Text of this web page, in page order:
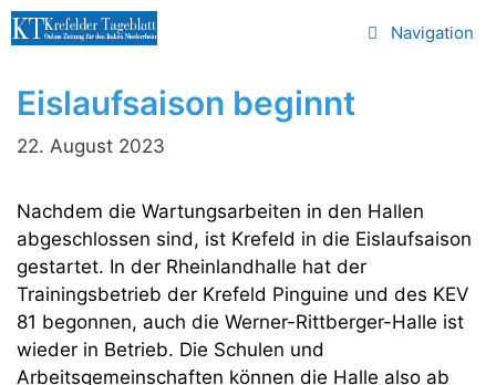
Zum
Inhalt
Navigation
Eislaufsaison beginnt
22. August 2023
Nachdem die Wartungsarbeiten in den Hallen
abgeschlossen sind, ist Krefeld in die Eislaufsaison
gestartet. In der Rheinlandhalle hat der
Trainingsbetrieb der Krefeld Pinguine und des KEV
81 begonnen, auch die Werner-Rittberger-Halle ist
wieder in Betrieb. Die Schulen und
Arbeitsgemeinschaften können die Halle also ab